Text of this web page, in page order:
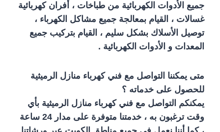
جميع الأدوات الكهربائية من طباخات ، أفران كهربائية
غسالات ، القيام بمعالجة جميع مشاكل الكهرباء ،
توصيل الأسلاك بشكل سليم ، القيام بتركيب جميع
المعدات و الأدوات الكهربائية .
متى يمكننا التواصل مع فني كهرباء منازل الرميثية
للحصول على خدماته ؟
يمكنكم التواصل مع فني كهرباء منازل الرميثية بأي
وقت ترغبون به ، خدمتنا متوفرة على مدار 24 ساعة